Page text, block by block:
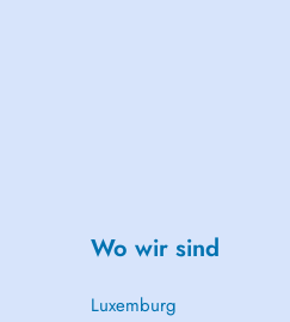
Wo wir sind
Luxemburg